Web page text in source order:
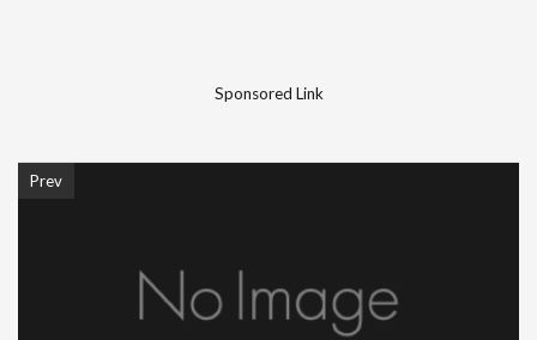
Sponsored Link
Prev